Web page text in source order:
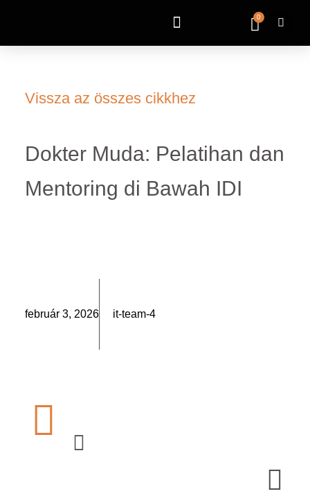
0
Vissza az összes cikkhez
Dokter Muda: Pelatihan dan
Mentoring di Bawah IDI
február 3, 2026 it-team-4